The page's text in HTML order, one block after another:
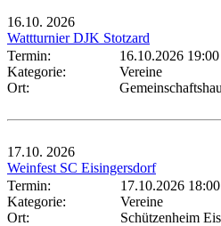
16.10. 2026
Wattturnier DJK Stotzard
Termin:
16.10.2026
Kategorie:
Vereine
Ort:
17.10. 2026
Weinfest SC Eisingersdorf
Termin:
17.10.2026
Kategorie:
Vereine
Ort:
Schützenheim